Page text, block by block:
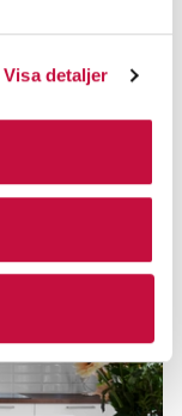
Visa detaljer